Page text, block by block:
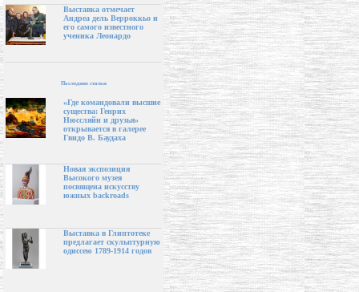
Выставка отмечает
Андреа дель Верроккьо и
его самого известного
ученика Леонардо
Последние статьи
«Где командовали высшие
существа: Генрих
Нюссляйн и друзья»
открывается в галерее
Гвидо В. Баудаха
Новая экспозиция
Высокого музея
посвящена искусству
южных backroads
Выставка в Глиптотеке
предлагает скульптурную
одиссею 1789-1914 годов